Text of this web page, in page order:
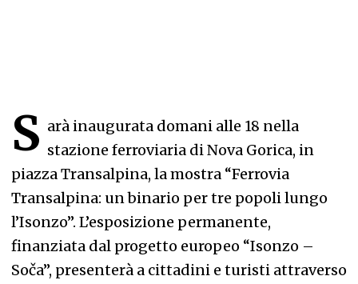
S arà inaugurata domani alle 18 nella
stazione ferroviaria di Nova Gorica, in
piazza Transalpina, la mostra “Ferrovia
Transalpina: un binario per tre popoli lungo
l’Isonzo”. L’esposizione permanente,
finanziata dal progetto europeo “Isonzo –
Soča”, presenterà a cittadini e turisti attraverso